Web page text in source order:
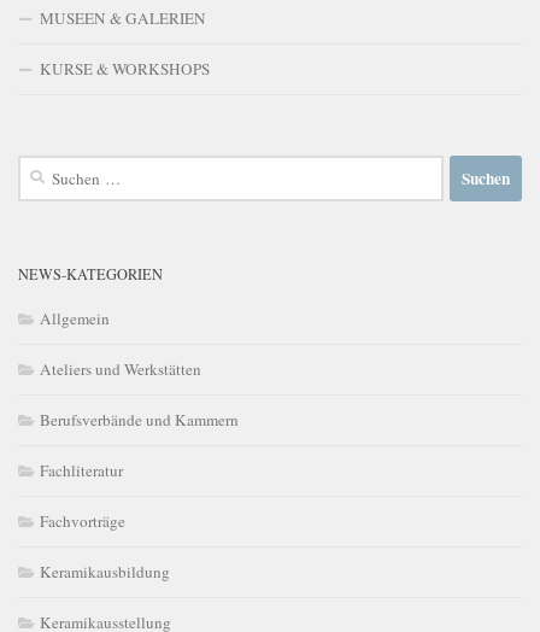
MUSEEN & GALERIEN
KURSE & WORKSHOPS
Suchen
NEWS-KATEGORIEN
Allgemein
Ateliers und Werkstätten
Berufsverbände und Kammern
Fachliteratur
Fachvorträge
Keramikausbildung
Keramikausstellung